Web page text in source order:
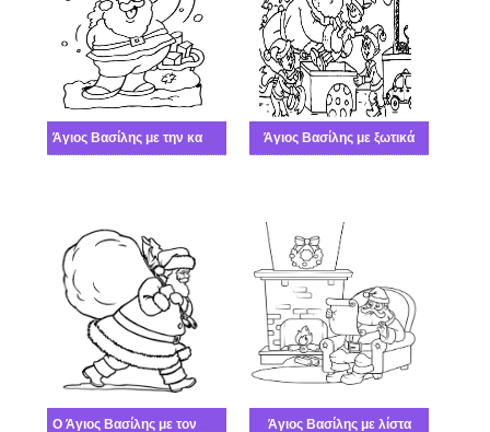
Άγιος Βασίλης με την καμπάνα Άγιος Βασίλης με ξωτικά
Ο Άγιος Βασίλης με τον σάκο του Άγιος Βασίλης με λίστα